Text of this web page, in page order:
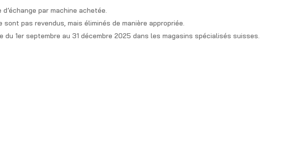
par machine achetée.
sont pas revendus, mais éliminés de manière appropriée.
du 1er septembre au 31 décembre 2025 dans les magasins spécialisés suisses.